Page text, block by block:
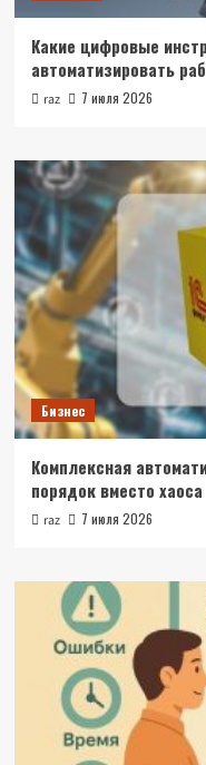
Какие цифровые
автоматизировать
raz 7 июля 2026
Бизнес
Комплексная
порядок вместо хаоса
raz 7 июля 2026